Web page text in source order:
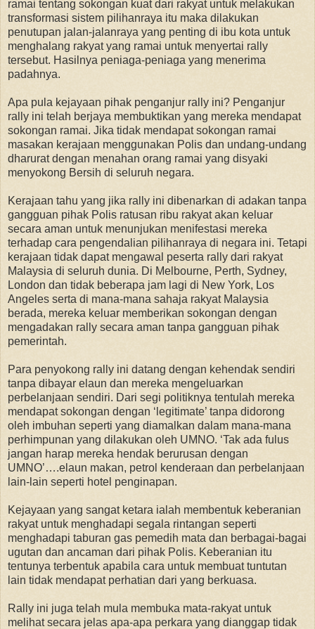
ramai tentang sokongan kuat dari rakyat untuk melakukan
transformasi sistem pilihanraya itu maka dilakukan
penutupan jalan-jalanraya yang penting di ibu kota untuk
menghalang rakyat yang ramai untuk menyertai rally
tersebut. Hasilnya peniaga-peniaga yang menerima
padahnya.
Apa pula kejayaan pihak penganjur rally ini? Penganjur
rally ini telah berjaya membuktikan yang mereka mendapat
sokongan ramai. Jika tidak mendapat sokongan ramai
masakan kerajaan menggunakan Polis dan undang-undang
dharurat dengan menahan orang ramai yang disyaki
menyokong Bersih di seluruh negara.
Kerajaan tahu yang jika rally ini dibenarkan di adakan tanpa
gangguan pihak Polis ratusan ribu rakyat akan keluar
secara aman untuk menunjukan menifestasi mereka
terhadap cara pengendalian pilihanraya di negara ini. Tetapi
kerajaan tidak dapat mengawal peserta rally dari rakyat
Malaysia di seluruh dunia. Di Melbourne, Perth, Sydney,
London dan tidak beberapa jam lagi di New York, Los
Angeles serta di mana-mana sahaja rakyat Malaysia
berada, mereka keluar memberikan sokongan dengan
mengadakan rally secara aman tanpa gangguan pihak
pemerintah.
Para penyokong rally ini datang dengan kehendak sendiri
tanpa dibayar elaun dan mereka mengeluarkan
perbelanjaan sendiri. Dari segi politiknya tentulah mereka
mendapat sokongan dengan ‘legitimate’ tanpa didorong
oleh imbuhan seperti yang diamalkan dalam mana-mana
perhimpunan yang dilakukan oleh UMNO. ‘Tak ada fulus
jangan harap mereka hendak berurusan dengan
UMNO’….elaun makan, petrol kenderaan dan perbelanjaan
lain-lain seperti hotel penginapan.
Kejayaan yang sangat ketara ialah membentuk keberanian
rakyat untuk menghadapi segala rintangan seperti
menghadapi taburan gas pemedih mata dan berbagai-bagai
ugutan dan ancaman dari pihak Polis. Keberanian itu
tentunya terbentuk apabila cara untuk membuat tuntutan
lain tidak mendapat perhatian dari yang berkuasa.
Rally ini juga telah mula membuka mata-rakyat untuk
melihat secara jelas apa-apa perkara yang dianggap tidak